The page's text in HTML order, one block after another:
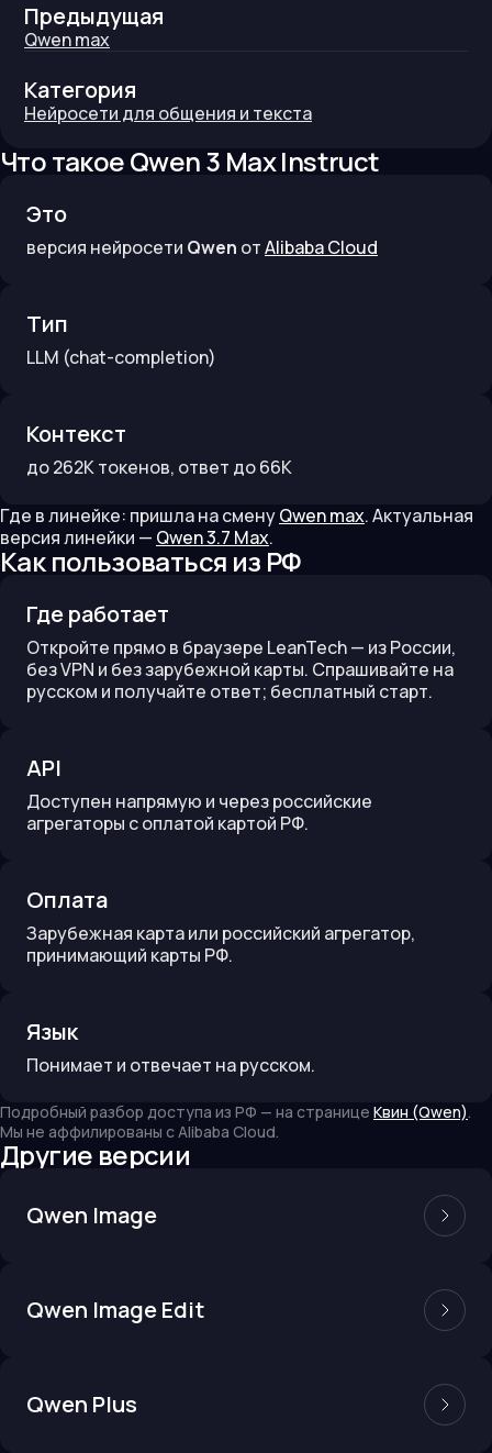
Предыдущая
Qwen max
Категория
Нейросети для общения и текста
Что такоеQwen 3 Max Instruct
Это
версия нейросети Qwen отAlibaba Cloud
Тип
LLM (chat-completion)
Контекст
до262Kтокенов, ответ до 66K
Где в линейке: пришла на сменуQwen max.Актуальная
версия линейки — Qwen 3.7 Max.
Как пользоваться из РФ
Где работает
Откройте прямо в браузере LeanTech — из России,
без VPN и без зарубежной карты. Спрашивайте на
русском и получайте ответ; бесплатный старт.
API
Доступен напрямую и через российские
агрегаторы с оплатой картой РФ.
Оплата
Зарубежная карта или российский агрегатор,
принимающий карты РФ.
Язык
Понимает и отвечает на русском.
Подробный разбор доступа из РФ — на странице Квин (Qwen).
Мы не аффилированы сAlibaba Cloud.
Другие версии
Qwen Image
Qwen Image Edit
Qwen Plus